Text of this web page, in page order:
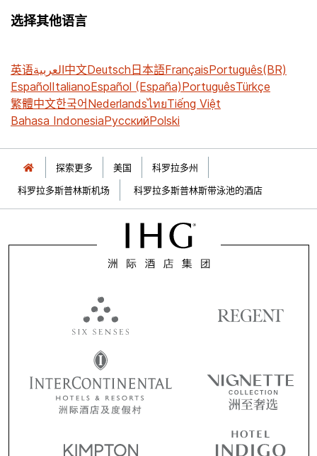
选择其他语言
英语العربية中文Deutsch日本語FrançaisPortuguês(BR)
EspañolItalianoEspañol (España)PortuguêsTürkçe
繁體中文한국어NederlandsไทยTiếng Việt
Bahasa IndonesiaРусскийPolski
探索更多 美国
科罗拉多州
科罗拉多斯普林斯机场
科罗拉多斯普林斯带泳池的酒店